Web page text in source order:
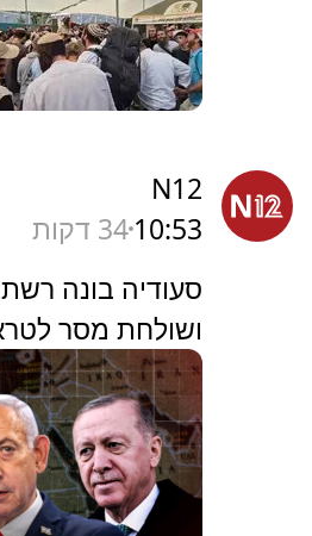
N12
10:5334 דקות
סעודיה בונה
ושולחת מסר